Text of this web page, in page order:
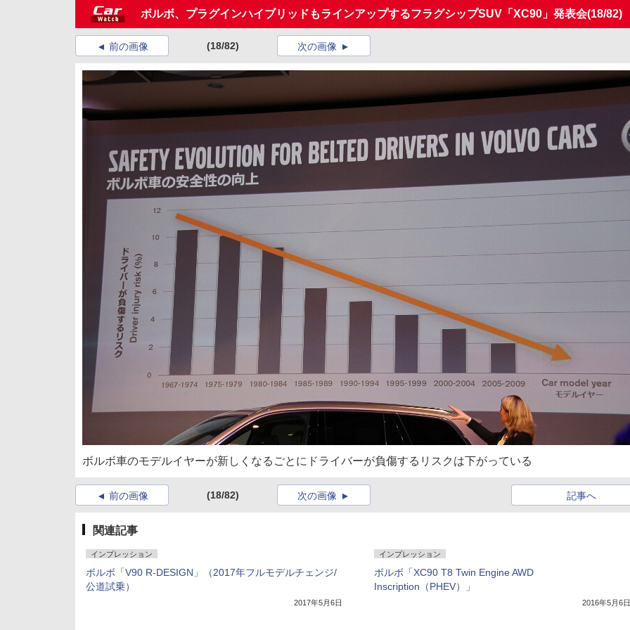
ボルボ、プラグインハイブリッドもラインアップするフラグシップSUV「XC90」発表会(18/82)
前の画像 (18/82) 次の画像
ボルボ車のモデルイヤーが新しくなるごとにドライバーが負傷するリスクは下がっている
前の画像 (18/82) 記事へ
次の画像
関連記事
インプレッション
ボルボ「V90 R-DESIGN」（2017年フルモデルチェンジ/
公道試乗）
2017年5月6日
インプレッション
ボルボ「XC90 T8 Twin Engine AWD
Inscription（PHEV）」
2016年5月6日